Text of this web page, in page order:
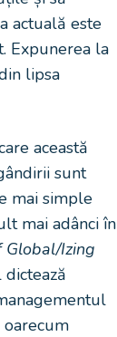
actuală este
Expunerea la
lipsa
această
sunt
mai simple
mai adânci în
Global/Izing